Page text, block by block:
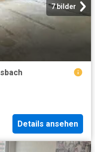
7 bilder
Details ansehen